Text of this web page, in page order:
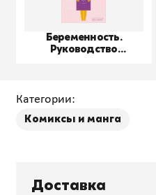
Беременность.
Руководство
Категории:
Комиксы и манга
Доставка